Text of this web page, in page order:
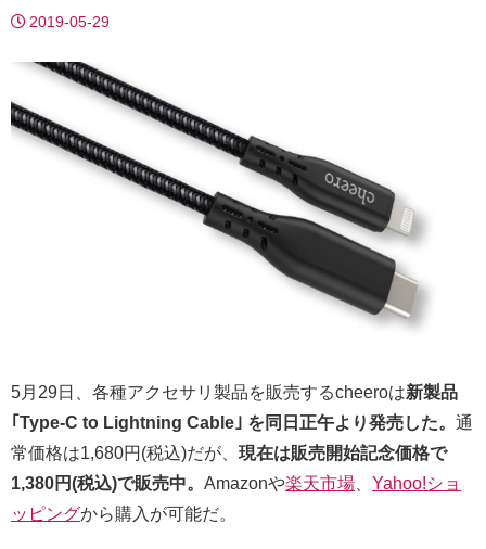
2019-05-29
5月29日、各種アクセサリ製品を販売するcheeroは新製品
｢Type-C to Lightning Cable｣ を同日正午より発売した。 通
常価格は1,680円(税込)だが、 現在は販売開始記念価格で
1,380円(税込)で販売中。 Amazonや楽天市場、 Yahoo!ショ
ッピングから購入が可能だ。